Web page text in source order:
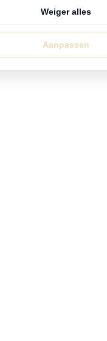
Weiger alles
Aanpassen